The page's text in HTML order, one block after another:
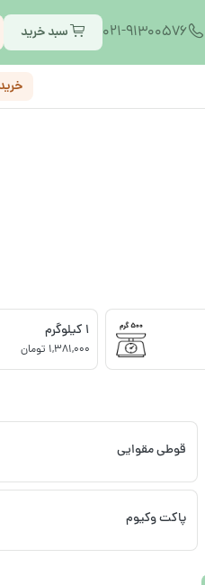
021-91300576 سبد خرید
1 کیلوگرم
1,381,000 تومان
قوطی مقوایی
پاکت وکیوم